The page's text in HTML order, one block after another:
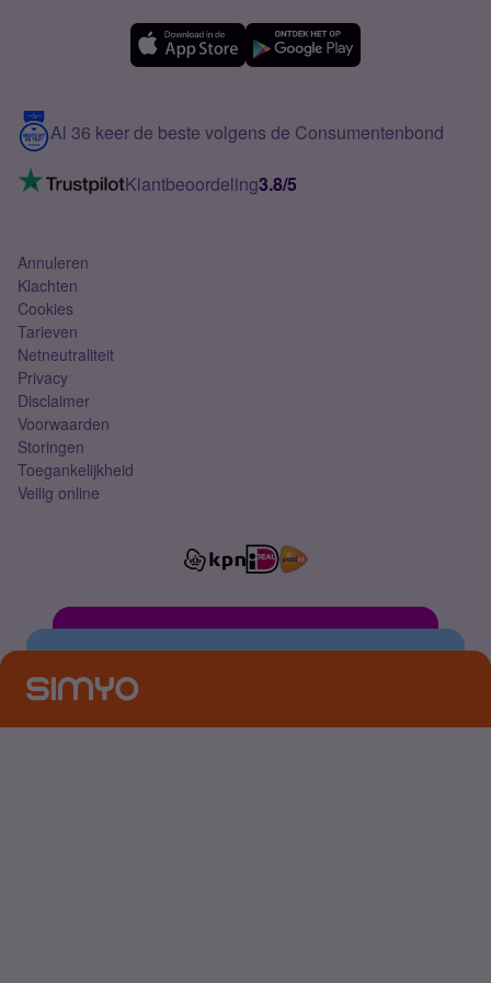
Meerdere nummers
5G internet
Mobiel internet
Mobiel abonnement
Contact
VoLTE 4G bellen
Al 36 keer de beste volgens de Consumentenbond
Klantbeoordeling3.8/5
Annuleren
Klachten
Cookies
Tarieven
Netneutraliteit
Privacy
Disclaimer
Voorwaarden
Storingen
Toegankelijkheid
Veilig online